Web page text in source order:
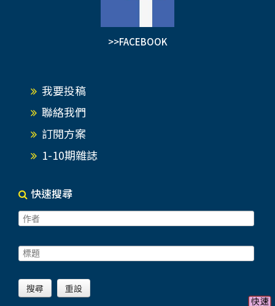
>>FACEBOOK
我要投稿
聯絡我們
訂閱方案
1-10期雜誌
快速搜尋